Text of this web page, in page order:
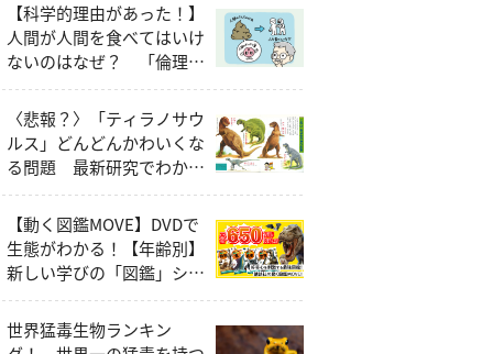
【科学的理由があった！】
人間が人間を食べてはいけ
ないのはなぜ？ 「倫理
的・社会的な問題」以外の
説明とは
〈悲報？〉「ティラノサウ
ルス」どんどんかわいくな
る問題 最新研究でわかっ
たティラノサウルスの本当
の姿
【動く図鑑MOVE】DVDで
生態がわかる！【年齢別】
新しい学びの「図鑑」シリ
ーズ
世界猛毒生物ランキン